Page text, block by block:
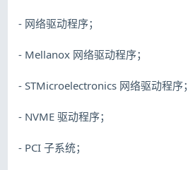
- 网络驱动程序；
- Mellanox 网络驱动程序；
- STMicroelectronics 网络驱动程序；
- NVME 驱动程序；
- PCI 子系统；